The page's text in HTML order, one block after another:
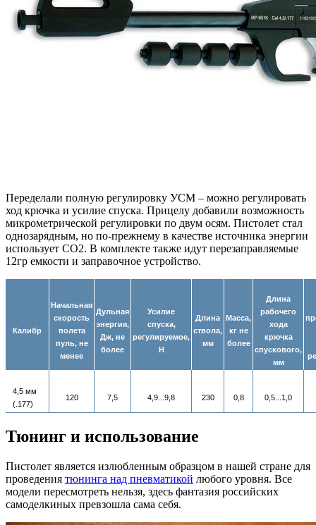
Переделали полную регулировку УСМ – можно регулировать
ход крючка и усилие спуска. Прицелу добавили возможность
микрометрической регулировки по двум осям. Пистолет стал
однозарядным, но по-прежнему в качестве источника энергии
использует CO2. В комплекте также идут перезаправляемые
12гр емкости и заправочное устройство.
Калибр
Начальная
скорость
полета
пуль, не
менее
Дульная
энергия,
Дж, не
более
Усилие
спуска,
регулируемое,
Н
Длина
ствола,
мм
Масса,
кг не
более
Длина
рабочего
хода
крючка
спускового,
мм
4,5 мм
(.177)
120 7,5 4,9...9,8 230 0,8 0,5...1,0
Тюнинг и использование
Пистолет является излюбленным образцом в нашей стране для
проведения тюнинга над пневматикой любого уровня. Все
модели пересмотреть нельзя, здесь фантазия российских
самоделкиных превзошла сама себя.